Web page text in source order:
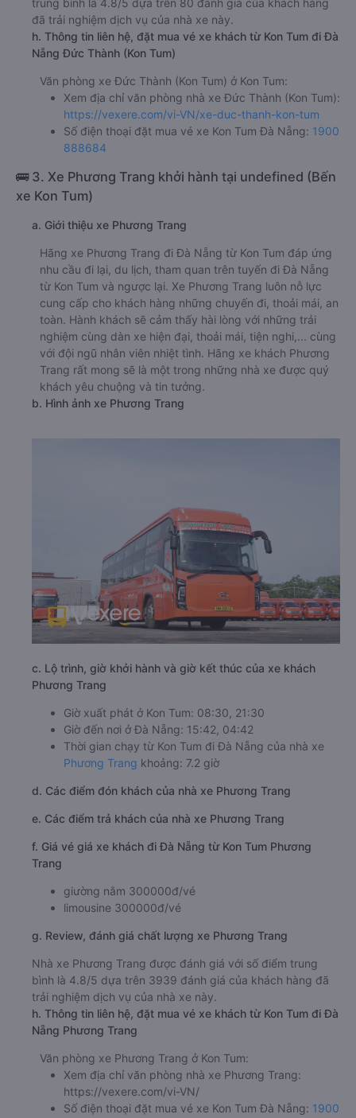
đã trải nghiệm dịch vụ của nhà xe này.
h. Thông tin liên hệ, đặt mua vé xe khách từ Kon Tum đi Đà
Nẵng Đức Thành (Kon Tum)
Văn phòng xe Đức Thành (Kon Tum) ở Kon Tum:
Xem địa chỉ văn phòng nhà xe Đức Thành (Kon Tum):
https://vexere.com/vi-VN/xe-duc-thanh-kon-tum
Số điện thoại đặt mua vé xe Kon Tum Đà Nẵng: 1900
888684
🚌 3. Xe Phương Trang khởi hành tại undefined (Bến
xe Kon Tum)
a. Giới thiệu xe Phương Trang
Hãng xe Phương Trang đi Đà Nẵng từ Kon Tum đáp ứng
nhu cầu đi lại, du lịch, tham quan trên tuyến đi Đà Nẵng
từ Kon Tum và ngược lại. Xe Phương Trang luôn nỗ lực
cung cấp cho khách hàng những chuyến đi, thoải mái, an
toàn. Hành khách sẽ cảm thấy hài lòng với những trải
nghiệm cùng dàn xe hiện đại, thoải mái, tiện nghi,... cùng
với đội ngũ nhân viên nhiệt tình. Hãng xe khách Phương
Trang rất mong sẽ là một trong những nhà xe được quý
khách yêu chuộng và tin tưởng.
b. Hình ảnh xe Phương Trang
c. Lộ trình, giờ khởi hành và giờ kết thúc của xe khách
Phương Trang
Giờ xuất phát ở Kon Tum: 08:30, 21:30
Giờ đến nơi ở Đà Nẵng: 15:42, 04:42
Thời gian chạy từ Kon Tum đi Đà Nẵng của nhà xe
Phương Trang khoảng: 7.2 giờ
d. Các điểm đón khách của nhà xe Phương Trang
e. Các điểm trả khách của nhà xe Phương Trang
f. Giá vé giá xe khách đi Đà Nẵng từ Kon Tum Phương
Trang
giường nằm 300000đ/vé
limousine 300000đ/vé
g. Review, đánh giá chất lượng xe Phương Trang
Nhà xe Phương Trang được đánh giá với số điểm trung
bình là 4.8/5 dựa trên 3939 đánh giá của khách hàng đã
trải nghiệm dịch vụ của nhà xe này.
h. Thông tin liên hệ, đặt mua vé xe khách từ Kon Tum đi Đà
Nẵng Phương Trang
Văn phòng xe Phương Trang ở Kon Tum:
Xem địa chỉ văn phòng nhà xe Phương Trang:
https://vexere.com/vi-VN/
Số điện thoại đặt mua vé xe Kon Tum Đà Nẵng: 1900